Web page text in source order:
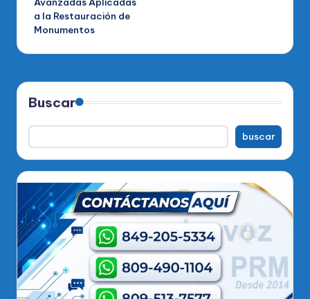
a la Restauración de
Monumentos
Buscar
buscar